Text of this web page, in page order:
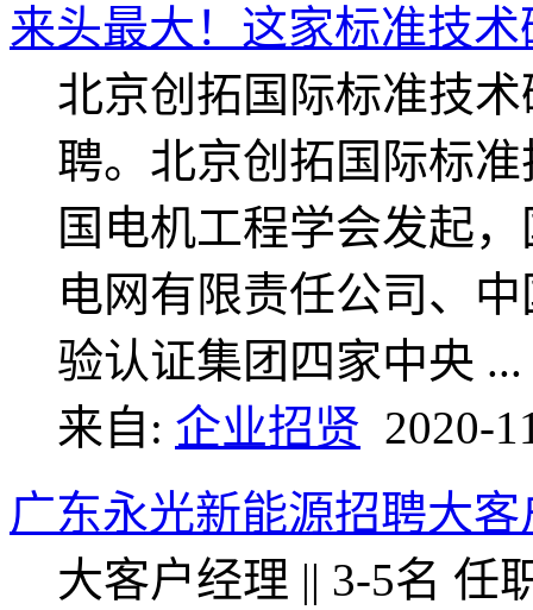
来头最大！这家标准技
北京创拓国际标准技
聘。北京创拓国际标
国电机工程学会发起
电网有限责任公司、
验认证集团四家中央 ...
来自: 企业招贤 2020-
广东永光新能源招聘大
大客户经理 || 3-5名 任